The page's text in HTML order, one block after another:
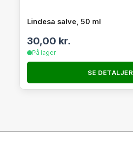
Lindesa salve, 50 ml
30,00 kr.
På lager
SE DETALJER